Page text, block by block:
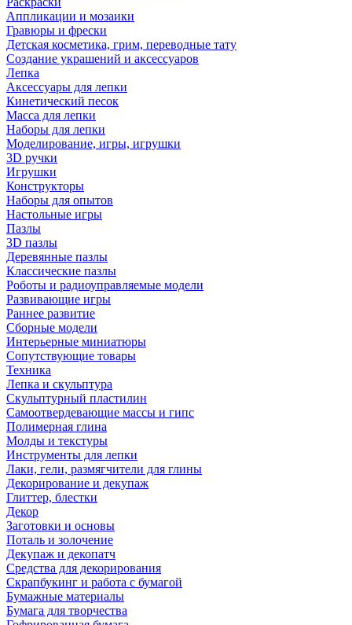
Аппликации и мозаики
Гравюры и фрески
Детская косметика, грим, переводные тату
Создание украшений и аксессуаров
Лепка
Аксессуары для лепки
Кинетический песок
Масса для лепки
Наборы для лепки
Моделирование, игры, игрушки
3D ручки
Игрушки
Конструкторы
Наборы для опытов
Настольные игры
Пазлы
3D пазлы
Деревянные пазлы
Классические пазлы
Роботы и радиоуправляемые модели
Развивающие игры
Раннее развитие
Сборные модели
Интерьерные миниатюры
Сопутствующие товары
Техника
Лепка и скульптура
Скульптурный пластилин
Самоотвердевающие массы и гипс
Полимерная глина
Молды и текстуры
Инструменты для лепки
Лаки, гели, размягчители для глины
Декорирование и декупаж
Глиттер, блестки
Декор
Заготовки и основы
Поталь и золочение
Декупаж и декопатч
Средства для декорирования
Скрапбукинг и работа с бумагой
Бумажные материалы
Бумага для творчества